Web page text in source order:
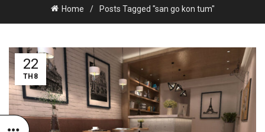
Home Posts Tagged "san go kon tum"
22
TH8